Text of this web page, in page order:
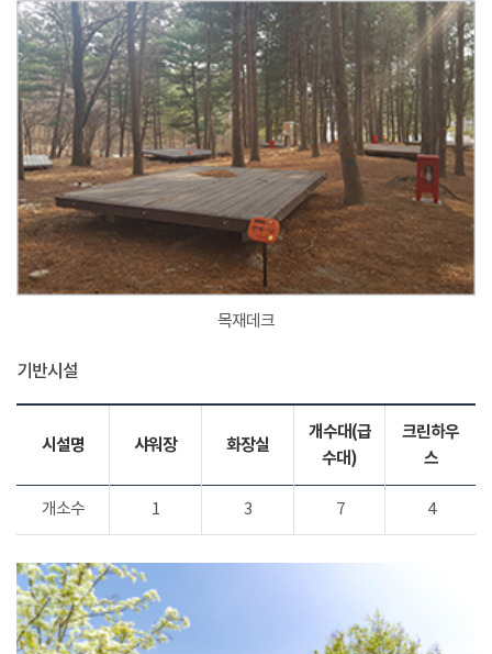
목재데크
기반시설
시설명 샤워장 화장실
개수대(급
수대)
크린하우
스
개소수 1 3 7 4